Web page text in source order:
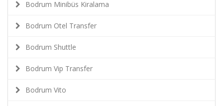
Bodrum Minibüs Kiralama
Bodrum Otel Transfer
Bodrum Shuttle
Bodrum Vip Transfer
Bodrum Vito